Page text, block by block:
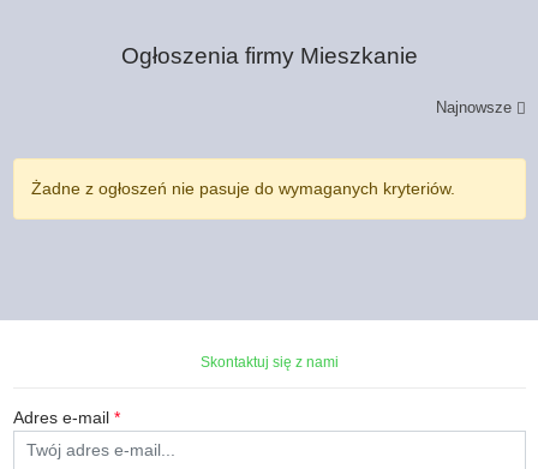
Ogłoszenia firmy Mieszkanie
Najnowsze
Żadne z ogłoszeń nie pasuje do wymaganych kryteriów.
Skontaktuj się z nami
Adres e-mail *